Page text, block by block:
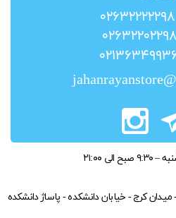
الی ۲۱:۰۰
- میدان کرج - خیابان دانشکده - پاساژ دانشکده